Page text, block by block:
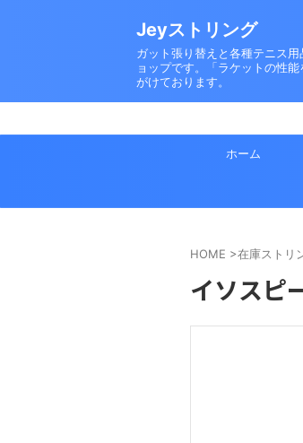
Jeyストリング
ガット張り替えと各種テニス
ョップです。「ラケットの性
がけております。
ホーム
HOME >在庫ストリ
イソスピ